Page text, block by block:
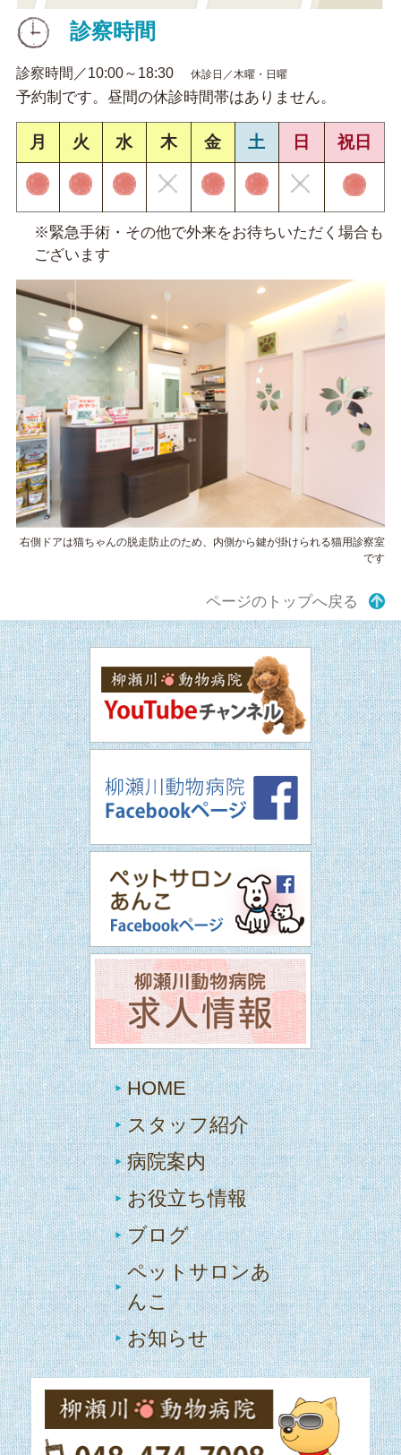
診察時間
診察時間／10:00～18:30 休診日／木曜・日曜
予約制です。昼間の休診時間帯はありません。
月 火 水 木 金 土 日 祝日
※緊急手術・その他で外来をお待ちいただく場合も
ございます
右側ドアは猫ちゃんの脱走防止のため、内側から鍵が掛けられる猫用診察室
です
ページのトップへ戻る
HOME
スタッフ紹介
病院案内
お役立ち情報
ブログ
ペットサロンあ
んこ
お知らせ